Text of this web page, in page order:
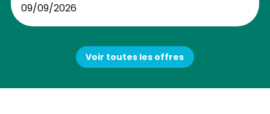
09/09/2026
Voir toutes les offres